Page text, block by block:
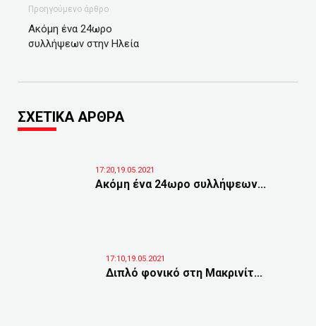
Προηγούμενο άρθρο
Ακόμη ένα 24ωρο
συλλήψεων στην Ηλεία
ΣΧΕΤΙΚΑ ΑΡΘΡΑ
17:20,19.05.2021
Ακόμη ένα 24ωρο συλλήψεων...
17:10,19.05.2021
Διπλό φονικό στη Μακρινίτ...